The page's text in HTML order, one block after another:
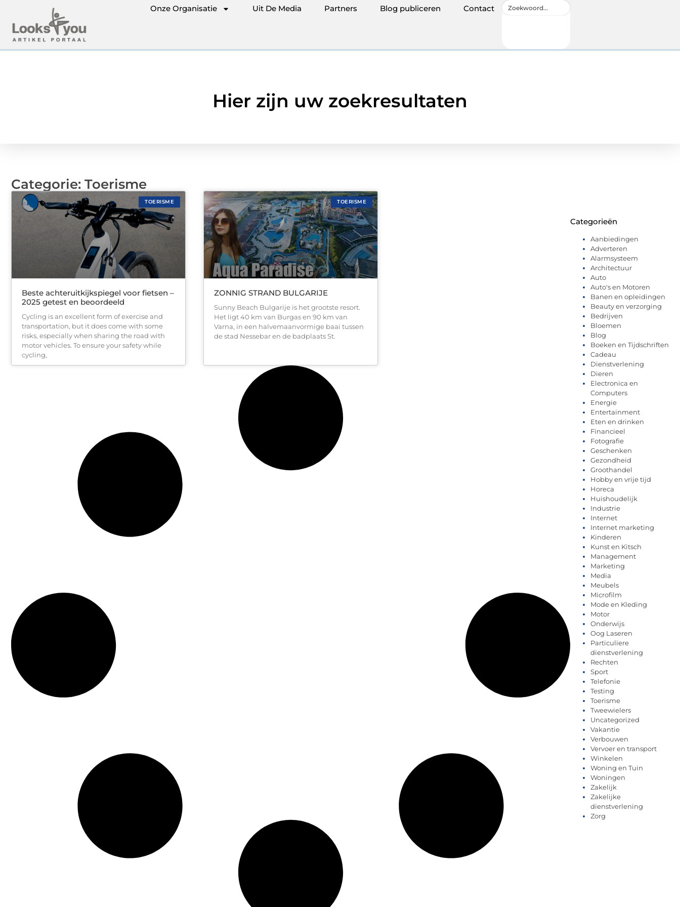
Onze Organisatie Uit De Media Partners Blog publiceren Contact
Hier zijn uw zoekresultaten
Categorie: Toerisme
TOERISME
Beste achteruitkijkspiegel voor fietsen –
2025 getest en beoordeeld
Cycling is an excellent form of exercise and
transportation, but it does come with some
risks, especially when sharing the road with
motor vehicles. To ensure your safety while
cycling,
TOERISME
ZONNIG STRAND BULGARIJE
Sunny Beach Bulgarije is het grootste resort.
Het ligt 40 km van Burgas en 90 km van
Varna, in een halvemaanvormige baai tussen
de stad Nessebar en de badplaats St.
Categorieën
Aanbiedingen
Adverteren
Alarmsysteem
Architectuur
Auto
Auto's en Motoren
Banen en opleidingen
Beauty en verzorging
Bedrijven
Bloemen
Blog
Boeken en Tijdschriften
Cadeau
Dienstverlening
Dieren
Electronica en
Computers
Energie
Entertainment
Eten en drinken
Financieel
Fotografie
Geschenken
Gezondheid
Groothandel
Hobby en vrije tijd
Horeca
Huishoudelijk
Industrie
Internet
Internet marketing
Kinderen
Kunst en Kitsch
Management
Marketing
Media
Meubels
Microfilm
Mode en Kleding
Motor
Onderwijs
Oog Laseren
Particuliere
dienstverlening
Rechten
Sport
Telefonie
Testing
Toerisme
Tweewielers
Uncategorized
Vakantie
Verbouwen
Vervoer en transport
Winkelen
Woning en Tuin
Woningen
Zakelijk
Zakelijke
dienstverlening
Zorg